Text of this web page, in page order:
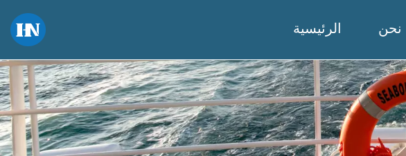
الرئيسية نحن